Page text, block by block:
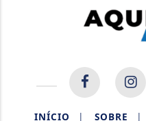
INÍCIO | SOBRE |